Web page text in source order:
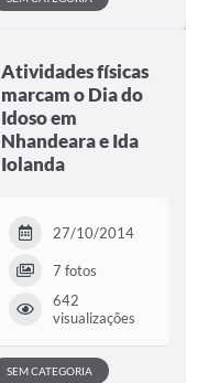
Atividades físicas
marcam o Dia do
Idoso em
Nhandeara e Ida
Iolanda
27/10/2014
7 fotos
642
visualizações
SEM CATEGORIA